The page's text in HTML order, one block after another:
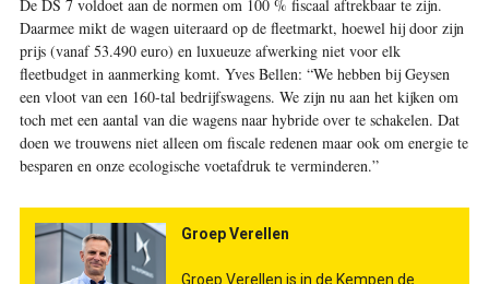
De DS 7 voldoet aan de normen om 100 % fiscaal aftrekbaar te zijn.
Daarmee mikt de wagen uiteraard op de fleetmarkt, hoewel hij door zijn
prijs (vanaf 53.490 euro) en luxueuze afwerking niet voor elk
fleetbudget in aanmerking komt. Yves Bellen: “We hebben bij Geysen
een vloot van een 160-tal bedrijfswagens. We zijn nu aan het kijken om
toch met een aantal van die wagens naar hybride over te schakelen. Dat
doen we trouwens niet alleen om fiscale redenen maar ook om energie te
besparen en onze ecologische voetafdruk te verminderen.”
Groep Verellen
Groep Verellen is in de Kempen de